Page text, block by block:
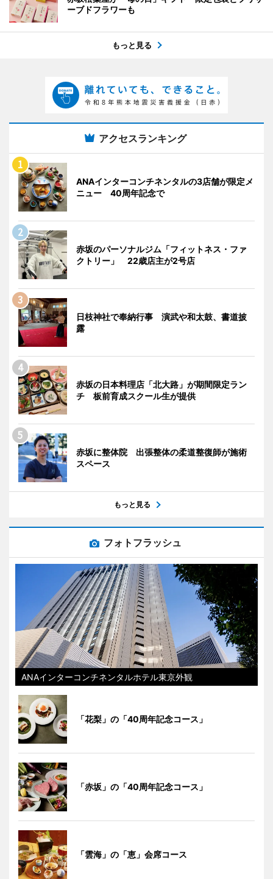
ーブドフラワーも
もっと見る
アクセスランキング
ANAインターコンチネンタルの3店舗が限定メ
ニュー 40周年記念で
赤坂のパーソナルジム「フィットネス・ファ
クトリー」 22歳店主が2号店
日枝神社で奉納行事 演武や和太鼓、書道披
露
赤坂の日本料理店「北大路」が期間限定ラン
チ 板前育成スクール生が提供
赤坂に整体院 出張整体の柔道整復師が施術
スペース
もっと見る
フォトフラッシュ
ANAインターコンチネンタルホテル東京外観
「花梨」の「40周年記念コース」
「赤坂」の「40周年記念コース」
「雲海」の「恵」会席コース